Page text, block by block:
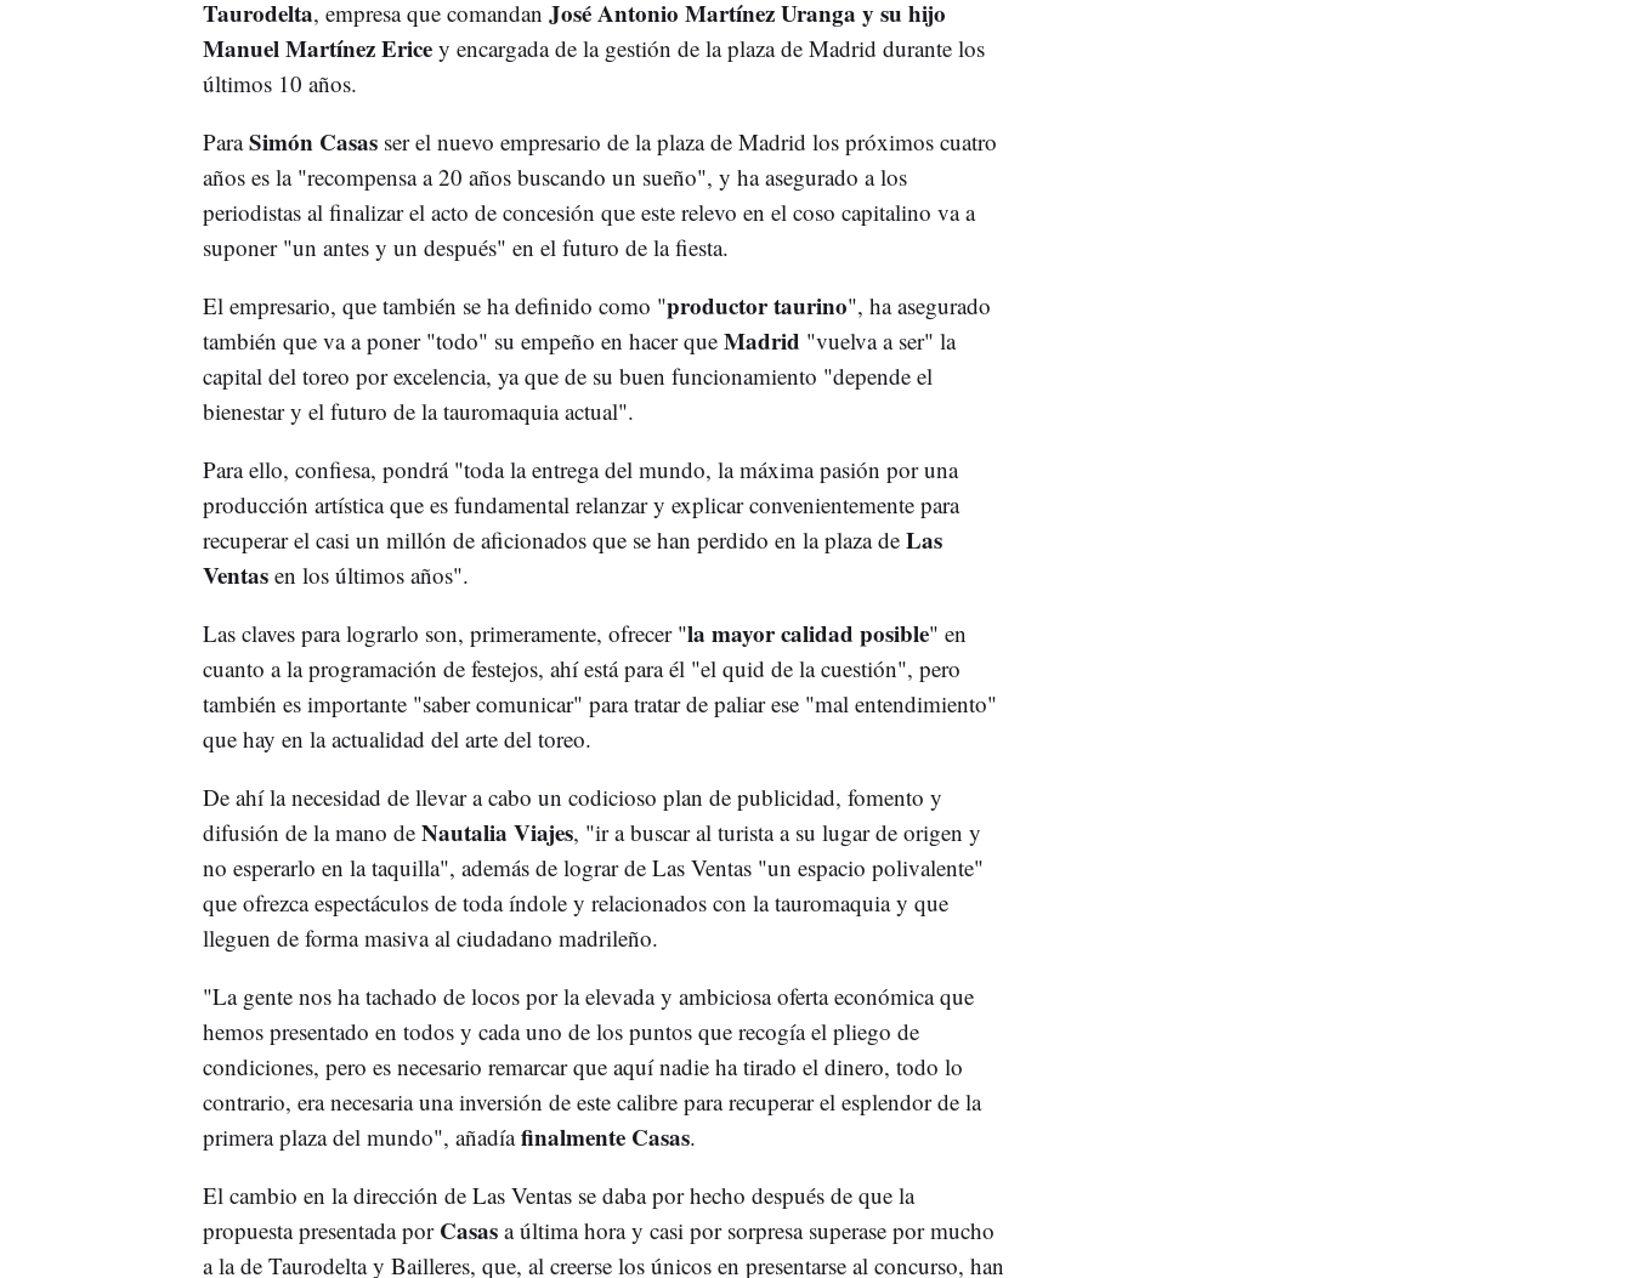
Taurodelta, empresa que comandan José Antonio Martínez Uranga y su hijo
Manuel Martínez Ericey encargada de la gestión de la plaza de Madrid durante los
últimos 10 años.
ParaSimón Casasser el nuevo empresario de la plaza de Madrid los próximos cuatro
años es la "recompensa a 20 años buscando un sueño", y ha asegurado a los
periodistas al finalizar el acto de concesión que este relevo en el coso capitalino va a
suponer "un antes y un después" en el futuro de la fiesta.
El empresario, que también se ha definido como "productor taurino", ha asegurado
también que va a poner "todo" su empeño en hacer que Madrid "vuelva a ser" la
capital del toreo por excelencia, ya que de su buen funcionamiento "depende el
bienestar y el futuro de la tauromaquia actual".
Para ello, confiesa, pondrá "toda la entrega del mundo, la máxima pasión por una
producción artística que es fundamental relanzar y explicar convenientemente para
recuperar el casi un millón de aficionados que se han perdido en la plaza de Las
Ventasen los últimos años".
Las claves para lograrlo son, primeramente, ofrecer "la mayor calidad posible" en
cuanto a la programación de festejos, ahí está para él "el quid de la cuestión", pero
también es importante "saber comunicar" para tratar de paliar ese "mal entendimiento"
que hay en la actualidad del arte del toreo.
De ahí la necesidad de llevar a cabo un codicioso plan de publicidad, fomento y
difusión de la mano de Nautalia Viajes, "ir a buscar al turista a su lugar de origen y
no esperarlo en la taquilla", además de lograr de Las Ventas "un espacio polivalente"
que ofrezca espectáculos de toda índole y relacionados con la tauromaquia y que
lleguen de forma masiva al ciudadano madrileño.
"La gente nos ha tachado de locos por la elevada y ambiciosa oferta económica que
hemos presentado en todos y cada uno de los puntos que recogía el pliego de
condiciones, pero es necesario remarcar que aquí nadie ha tirado el dinero, todo lo
contrario, era necesaria una inversión de este calibre para recuperar el esplendor de la
primera plaza del mundo", añadíafinalmente Casas.
El cambio en la dirección de Las Ventas se daba por hecho después de que la
propuesta presentada por Casas a última hora y casi por sorpresa superase por mucho
a la de Taurodelta y Bailleres, que, al creerse los únicos en presentarse al concurso, han